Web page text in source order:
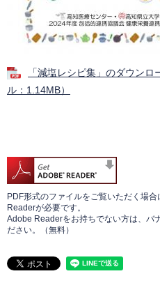
「減塩レシピ集」のダウン
ル：1.14MB）
PDF形式のファイルをご覧いただく場
Readerが必要です。
Adobe Readerをお持ちでない方は、バ
ださい。（無料）